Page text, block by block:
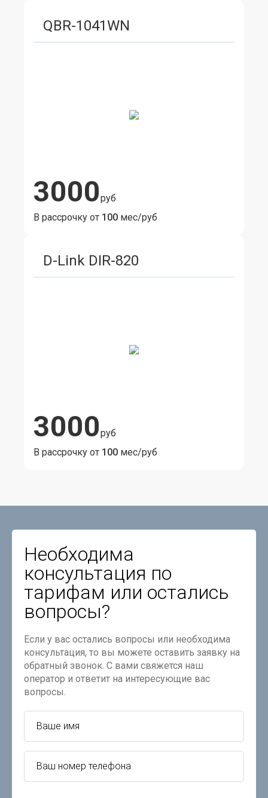
QBR-1041WN
3000руб
В рассрочку от 100 мес/руб
D-Link DIR-820
3000руб
В рассрочку от 100 мес/руб
Необходима
консультация по
тарифам или остались
вопросы?
Если у вас остались вопросы или необходима
консультация, то вы можете оставить заявку на
обратный звонок. С вами свяжется наш
оператор и ответит на интересующие вас
вопросы.